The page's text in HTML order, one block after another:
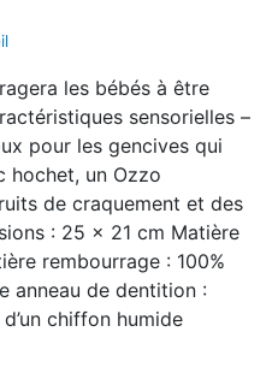
les bébés à être
sensorielles –
pour les gencives qui
hochet, un Ozzo
de craquement et des
: 25 x 21 cm Matière
rembourrage : 100%
anneau de dentition :
d’un chiffon humide